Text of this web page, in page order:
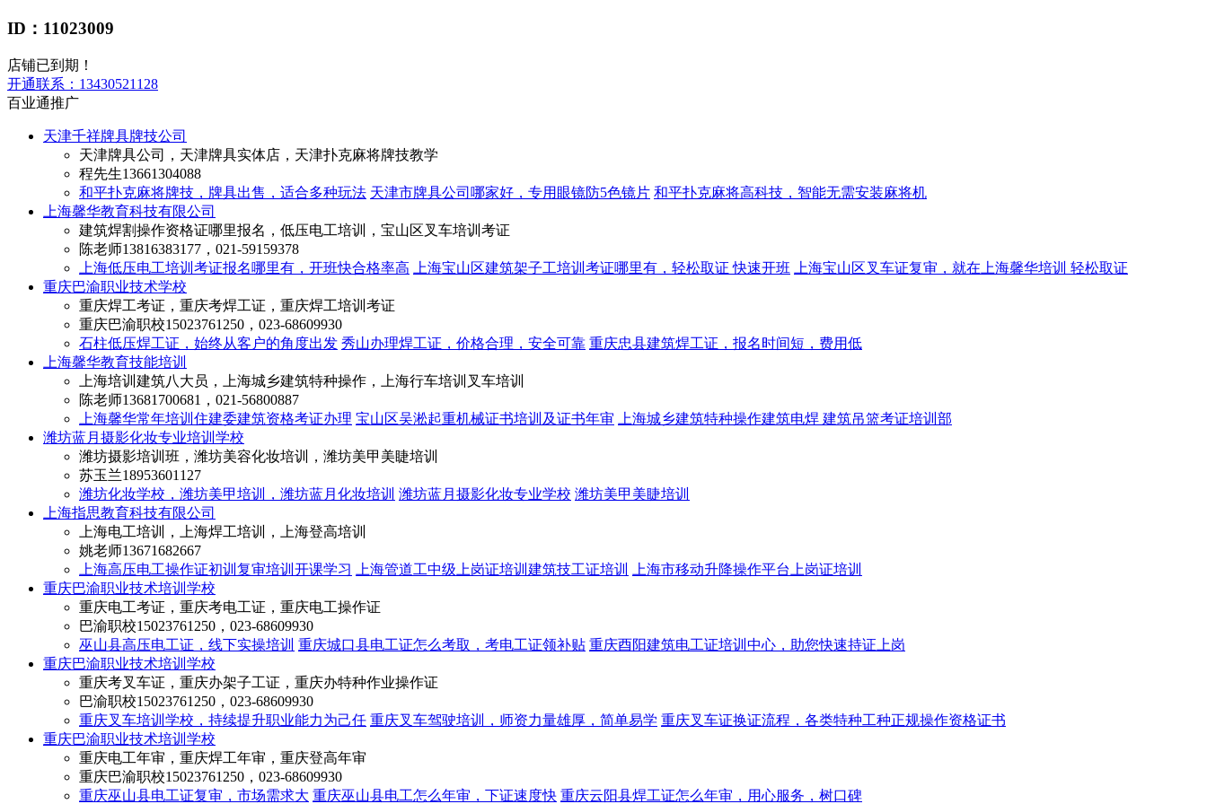
ID：11023009
店铺已到期！
开通联系： 13430521128
百业通推广
天津千祥牌具牌技公司
天津牌具公司，天津牌具实体店，天津扑克麻将牌技教学
程先生13661304088
和平扑克麻将牌技，牌具出售，适合多种玩法 天津市牌具公司哪家好，专用眼镜防5色镜片 和平扑克麻将高科技，智能无需安装麻将机
上海馨华教育科技有限公司
建筑焊割操作资格证哪里报名，低压电工培训，宝山区叉车培训考证
陈老师13816383177，021-59159378
上海低压电工培训考证报名哪里有，开班快合格率高 上海宝山区建筑架子工培训考证哪里有，轻松取证 快速开班 上海宝山区叉车证复审，就在上海馨华培训 轻松取证
重庆巴渝职业技术学校
重庆焊工考证，重庆考焊工证，重庆焊工培训考证
重庆巴渝职校15023761250，023-68609930
石柱低压焊工证，始终从客户的角度出发 秀山办理焊工证，价格合理，安全可靠 重庆忠县建筑焊工证，报名时间短，费用低
上海馨华教育技能培训
上海培训建筑八大员，上海城乡建筑特种操作，上海行车培训叉车培训
陈老师13681700681，021-56800887
上海馨华常年培训住建委建筑资格考证办理 宝山区吴淞起重机械证书培训及证书年审 上海城乡建筑特种操作建筑电焊 建筑吊篮考证培训部
潍坊蓝月摄影化妆专业培训学校
潍坊摄影培训班，潍坊美容化妆培训，潍坊美甲美睫培训
苏玉兰18953601127
潍坊化妆学校，潍坊美甲培训，潍坊蓝月化妆培训 潍坊蓝月摄影化妆专业学校 潍坊美甲美睫培训
上海指思教育科技有限公司
上海电工培训，上海焊工培训，上海登高培训
姚老师13671682667
上海高压电工操作证初训复审培训开课学习 上海管道工中级上岗证培训建筑技工证培训 上海市移动升降操作平台上岗证培训
重庆巴渝职业技术培训学校
重庆电工考证，重庆考电工证，重庆电工操作证
巴渝职校15023761250，023-68609930
巫山县高压电工证，线下实操培训 重庆城口县电工证怎么考取，考电工证领补贴 重庆酉阳建筑电工证培训中心，助您快速持证上岗
重庆巴渝职业技术培训学校
重庆考叉车证，重庆办架子工证，重庆办特种作业操作证
巴渝职校15023761250，023-68609930
重庆叉车培训学校，持续提升职业能力为己任 重庆叉车驾驶培训，师资力量雄厚，简单易学 重庆叉车证换证流程，各类特种工种正规操作资格证书
重庆巴渝职业技术培训学校
重庆电工年审，重庆焊工年审，重庆登高年审
重庆巴渝职校15023761250，023-68609930
重庆巫山县电工证复审，市场需求大 重庆巫山县电工怎么年审，下证速度快 重庆云阳县焊工证怎么年审，用心服务，树口碑